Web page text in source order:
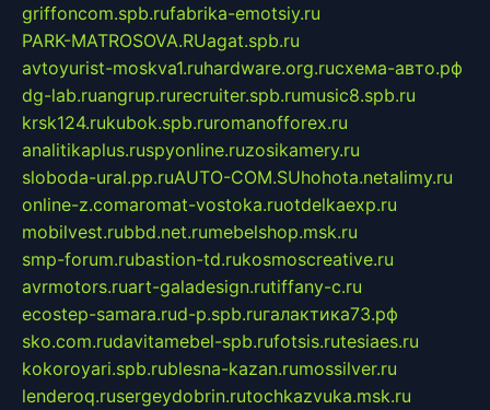
griffoncom.spb.rufabrika-emotsiy.ru
PARK-MATROSOVA.RUagat.spb.ru
avtoyurist-moskva1.ruhardware.org.ruсхема-авто.рф
dg-lab.ruangrup.rurecruiter.spb.rumusic8.spb.ru
krsk124.rukubok.spb.ruromanofforex.ru
analitikaplus.ruspyonline.ruzosikamery.ru
sloboda-ural.pp.ruAUTO-COM.SUhohota.netalimy.ru
online-z.comaromat-vostoka.ruotdelkaexp.ru
mobilvest.rubbd.net.rumebelshop.msk.ru
smp-forum.rubastion-td.rukosmoscreative.ru
avrmotors.ruart-galadesign.rutiffany-c.ru
ecostep-samara.rud-p.spb.ruгалактика73.рф
sko.com.rudavitamebel-spb.rufotsis.rutesiaes.ru
kokoroyari.spb.rublesna-kazan.rumossilver.ru
lenderoq.rusergeydobrin.rutochkazvuka.msk.ru